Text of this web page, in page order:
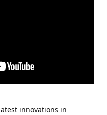
innovations in